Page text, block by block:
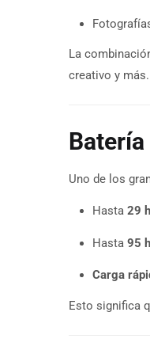
La
creativo y más.
Uno de los
Hasta 29
Hasta 95
Carga
Esto significa